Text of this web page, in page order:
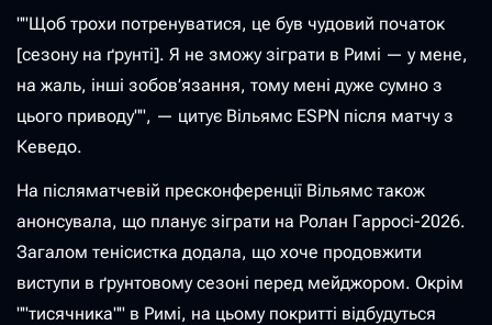
""Щоб трохи потренуватися, це був чудовий початок
[сезону на ґрунті]. Я не зможу зіграти в Римі — у мене,
на жаль, інші зобов’язання, тому мені дуже сумно з
цього приводу"", — цитує Вільямс ESPN після матчу з
Кеведо.
На післяматчевій пресконференції Вільямс також
анонсувала, що планує зіграти на Ролан Гарросі-2026.
Загалом тенісистка додала, що хоче продовжити
виступи в ґрунтовому сезоні перед мейджором. Окрім
""тисячника"" в Римі, на цьому покритті відбудуться